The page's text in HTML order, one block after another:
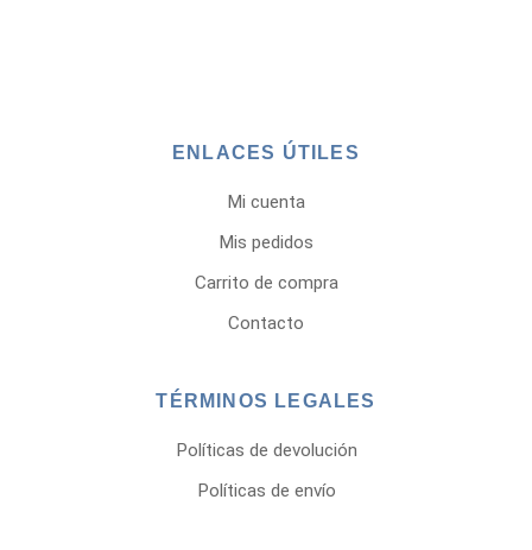
ENLACES ÚTILES
Mi cuenta
Mis pedidos
Carrito de compra
Contacto
TÉRMINOS LEGALES
Políticas de devolución
Políticas de envío